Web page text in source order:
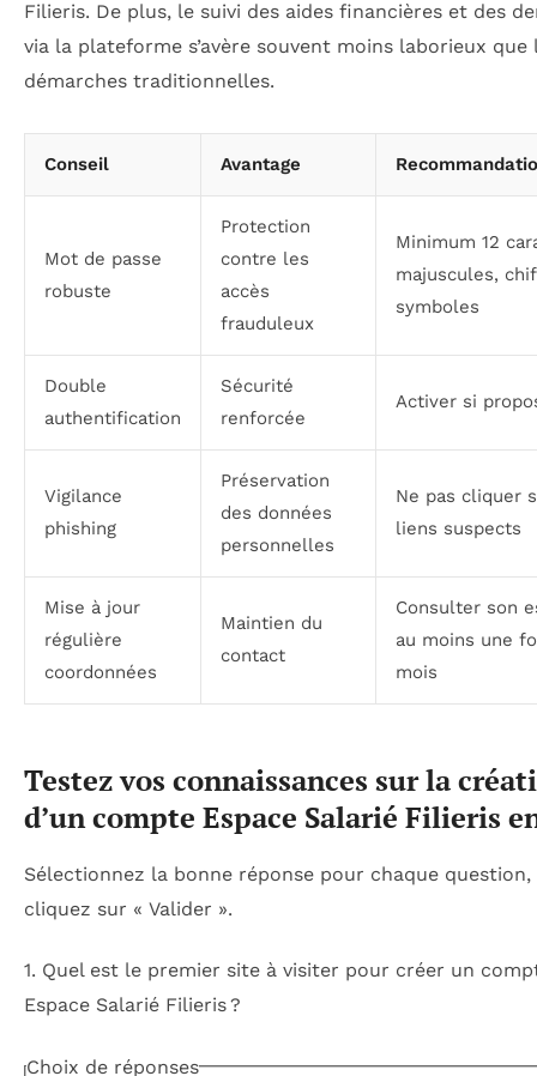
Filieris. De plus, le suivi des aides financières et des
via la plateforme s’avère souvent moins laborieux que
démarches traditionnelles.
Conseil Avantage
Mot de passe
robuste
Protection
contre les
accès
frauduleux
Minimum 12
majuscules,
symboles
Double
authentification
Sécurité
renforcée
Activer si
Vigilance
phishing
Préservation
des données
personnelles
Ne pas cliquer
liens suspects
Mise à jour
régulière
coordonnées
Maintien du
contact
Consulter son
au moins une
mois
Testez vos connaissances sur la
d’un compte Espace Salarié Filieris
Sélectionnez la bonne réponse pour chaque question,
cliquez sur « Valider ».
1. Quel est le premier site à visiter pour créer un
Espace Salarié Filieris ?
Choix de réponses